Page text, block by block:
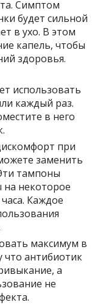
Симптом
будет сильной
в ухо. В этом
капель, чтобы
здоровья.
использовать
каждый раз.
в него
при
заменить
тампоны
некоторое
Каждое
максимум в
что антибиотик
а
не